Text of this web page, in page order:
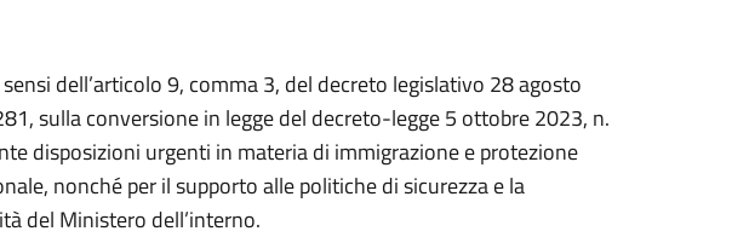
dell’articolo 9, comma 3, del decreto legislativo 28 agosto
sulla conversione in legge del decreto-legge 5 ottobre 2023, n.
disposizioni urgenti in materia di immigrazione e protezione
nonché per il supporto alle politiche di sicurezza e la
del Ministero dell’interno.